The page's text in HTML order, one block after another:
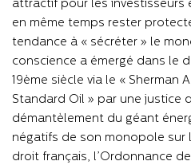
attractif pour les investisseurs
en même temps rester
tendance à « sécréter » le
conscience a émergé dans le
19ème siècle via le « Sherman
Standard Oil » par une justice
démantèlement du géant
négatifs de son monopole sur
droit français, l’Ordonnance